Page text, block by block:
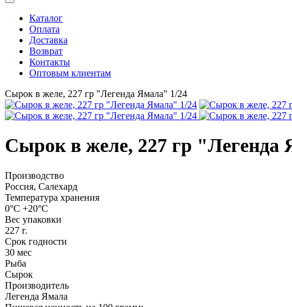
Каталог
Оплата
Доставка
Возврат
Контакты
Оптовым клиентам
Сырок в желе, 227 гр "Легенда Ямала" 1/24
Сырок в желе, 227 гр "Легенда
Производство
Россия, Салехард
Температура хранения
0°С +20°С
Вес упаковки
227 г.
Срок годности
30 мес
Рыба
Сырок
Производитель
Легенда Ямала